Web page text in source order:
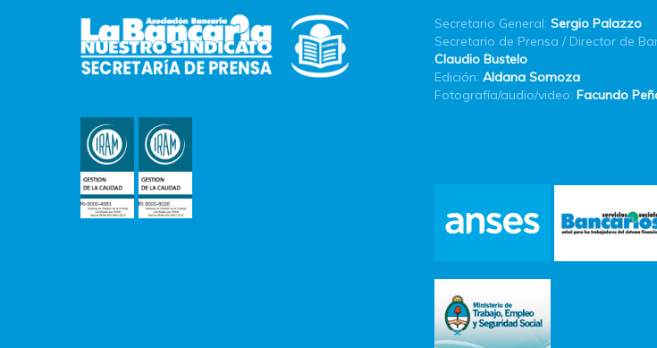
Secretario General: Sergio Palazzo
Secretario de Prensa / Director de
Claudio Bustelo
Edición: Aldana Somoza
Fotografía/audio/video: Facundo